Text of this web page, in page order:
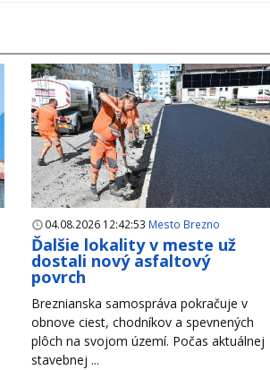
04.08.2026 12:42:53 Mesto Brezno
Ďalšie lokality v meste už
dostali nový asfaltový
povrch
Breznianska samospráva pokračuje v
obnove ciest, chodníkov a spevnených
plôch na svojom území. Počas aktuálnej
stavebnej ...